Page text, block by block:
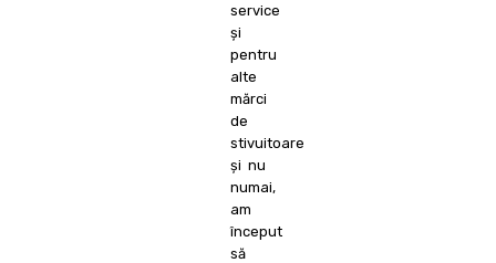
service
și
pentru
alte
mărci
de
stivuitoare
și nu
numai,
am
început
să